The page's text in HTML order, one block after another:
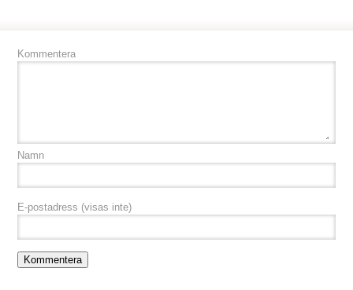
Kommentera
Namn
E-postadress (visas inte)